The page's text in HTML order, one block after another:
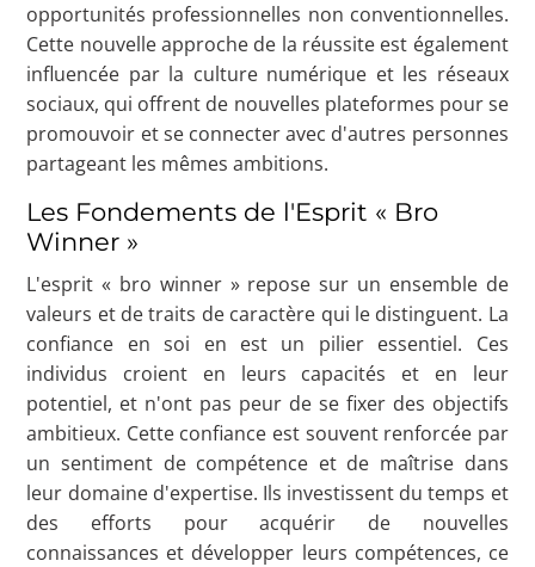
opportunités professionnelles non conventionnelles.
Cette nouvelle approche de la réussite est également
influencée par la culture numérique et les réseaux
sociaux, qui offrent de nouvelles plateformes pour se
promouvoir et se connecter avec d'autres personnes
partageant les mêmes ambitions.
Les Fondements de l'Esprit « Bro
Winner »
L'esprit « bro winner » repose sur un ensemble de
valeurs et de traits de caractère qui le distinguent. La
confiance en soi en est un pilier essentiel. Ces
individus croient en leurs capacités et en leur
potentiel, et n'ont pas peur de se fixer des objectifs
ambitieux. Cette confiance est souvent renforcée par
un sentiment de compétence et de maîtrise dans
leur domaine d'expertise. Ils investissent du temps et
des efforts pour acquérir de nouvelles
connaissances et développer leurs compétences, ce